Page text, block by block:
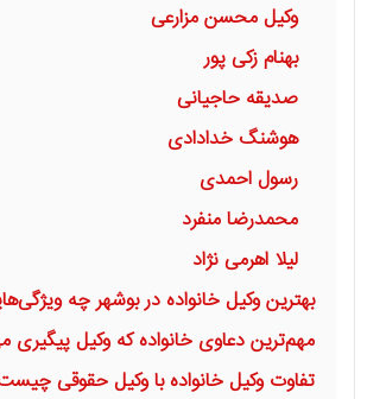
وکیل محسن مزارعی
بهنام زکی پور
صدیقه حاجیانی
هوشنگ خدادادی
رسول احمدی
محمدرضا منفرد
لیلا اهرمی نژاد
بهترین وکیل خانواده در بوشهر چه
مهم‌ترین دعاوی خانواده که وکیل پیگیری
تفاوت وکیل خانواده با وکیل حقوقی